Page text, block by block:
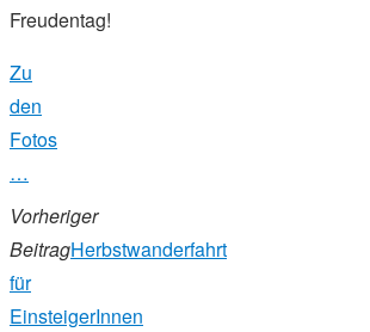
Freudentag!
Zu
den
Fotos
…
Vorheriger
BeitragHerbstwanderfahrt
für
EinsteigerInnen